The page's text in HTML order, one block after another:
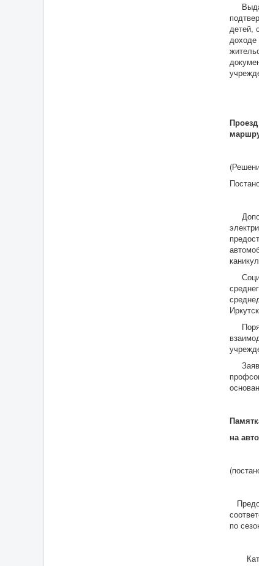
детей,
на
по